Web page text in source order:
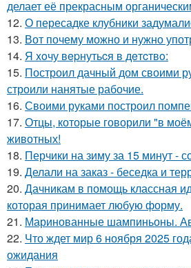
делает её прекрасным
12. О пересадке клубники
13. Вот почему можно и нужно
14. Я xoчу вepнутьcя в дeтcтвo:
15. Построил дачный дом своими
строили нанятые рабочие.
16. Своими руками построил
17. Отцы, которые говорили "в
животных!
18. Перчики на зиму за 15 минут -
19. Делали на заказ - беседка и
20. Дачникам в помощь классная
которая принимает любую форму.
21. Маринованные шампиньоны.
22. Что ждет мир 6 ноября 2025
ожидания